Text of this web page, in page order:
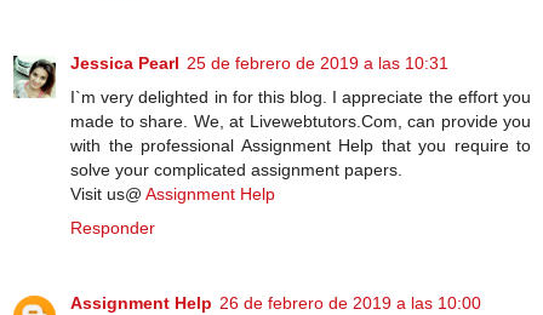
Jessica Pearl 25 de febrero de 2019 a las 10:31
I`m very delighted in for this blog. I appreciate the effort you
made to share. We, at Livewebtutors.Com, can provide you
with the professional Assignment Help that you require to
solve your complicated assignment papers.
Visit us@ Assignment Help
Responder
Assignment Help 26 de febrero de 2019 a las 10:00